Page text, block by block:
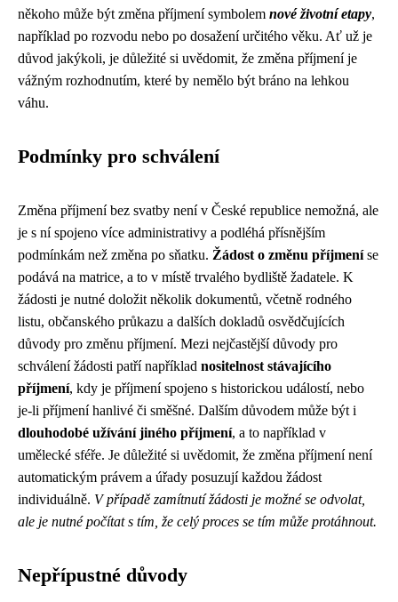
někoho může být změna příjmení symbolem nové životní etapy,
například po rozvodu nebo po dosažení určitého věku. Ať už je
důvod jakýkoli, je důležité si uvědomit, že změna příjmení je
vážným rozhodnutím, které by nemělo být bráno na lehkou
váhu.
Podmínky pro schválení
Změna příjmení bez svatby není v České republice nemožná, ale
je s ní spojeno více administrativy a podléhá přísnějším
podmínkám než změna po sňatku. Žádost o změnu příjmeníse
podává na matrice, a to v místě trvalého bydliště žadatele. K
žádosti je nutné doložit několik dokumentů, včetně rodného
listu, občanského průkazu a dalších dokladů osvědčujících
důvody pro změnu příjmení. Mezi nejčastější důvody pro
schválení žádosti patří například nositelnost stávajícího
příjmení, kdy je příjmení spojeno s historickou událostí, nebo
je-li příjmení hanlivé či směšné. Dalším důvodem může být i
dlouhodobé užívání jiného příjmení, a to například v
umělecké sféře. Je důležité si uvědomit, že změna příjmení není
automatickým právem a úřady posuzují každou žádost
individuálně. V případě zamítnutí žádosti je možné se odvolat,
ale je nutné počítat s tím, že celý proces se tím může protáhnout.
Nepřípustné důvody